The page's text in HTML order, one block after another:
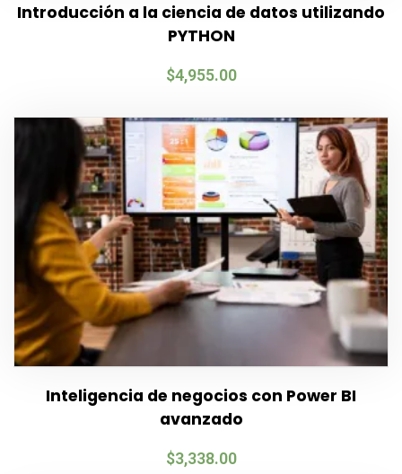
Introducción a la ciencia de datos utilizando
PYTHON
$4,955.00
Inteligencia de negocios con Power BI
avanzado
$3,338.00